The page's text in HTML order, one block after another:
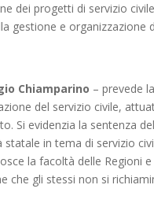
dei progetti di servizio
gestione e organizzazione
Chiamparino – prevede
del servizio civile,
Si evidenzia la sentenza
in tema di servizio
la facoltà delle Regioni e
che gli stessi non si